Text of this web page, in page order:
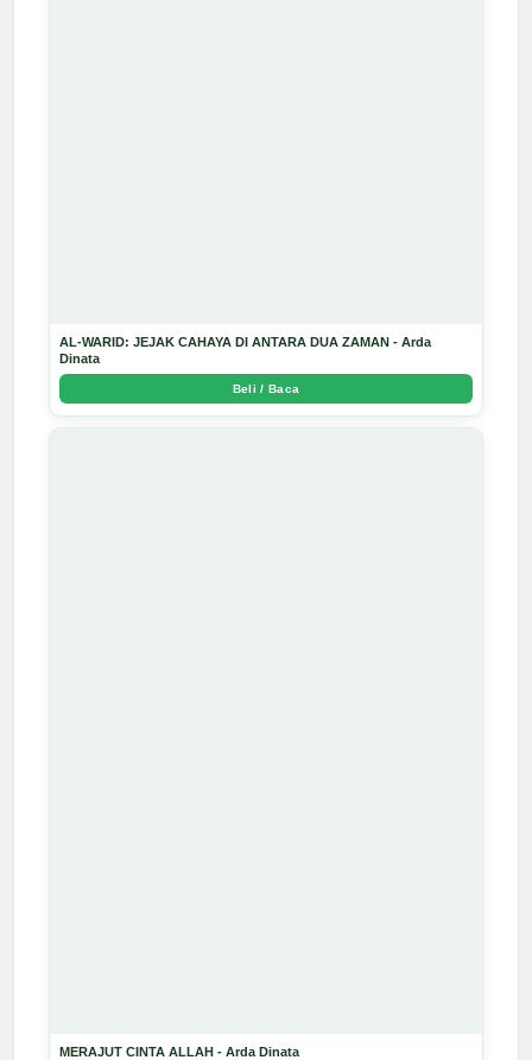
AL-WARID: JEJAK CAHAYA DI ANTARA DUA ZAMAN - Arda
Dinata
Beli / Baca
MERAJUT CINTA ALLAH - Arda Dinata